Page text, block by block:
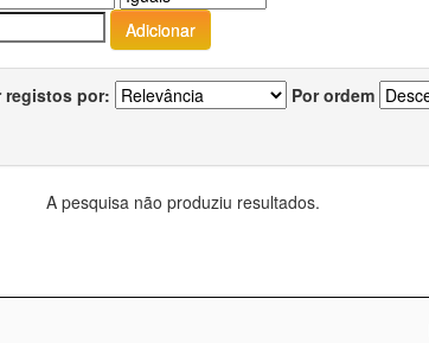
registos por: Por ordem
A pesquisa não produziu resultados.